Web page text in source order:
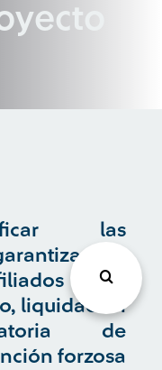
las
la
como
liquidación
de
forzosa